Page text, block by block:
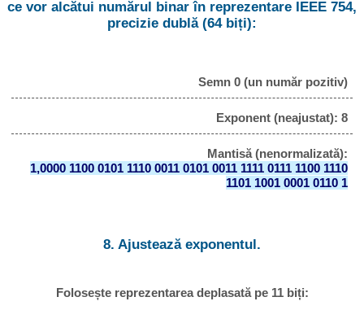
ce vor alcătui numărul binar în reprezentare IEEE 754,
precizie dublă (64 biți):
Semn 0 (un număr pozitiv)
Exponent (neajustat): 8
Mantisă (nenormalizată):
1,0000 1100 0101 1110 0011 0101 0011 1111 0111 1100 1110
1101 1001 0001 0110 1
8. Ajustează exponentul.
Folosește reprezentarea deplasată pe 11 biți: